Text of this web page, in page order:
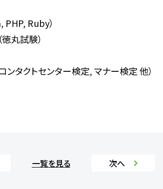
PHP, Ruby）
（徳丸試験）
ンタクトセンター検定, マナー検定 他）
一覧を見る 次へ